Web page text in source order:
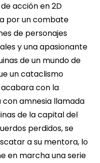
acción en 2D
por un combate
de personajes
y una apasionante
de un mundo de
un cataclismo
acabara con la
con amnesia llamada
de la capital del
perdidos, se
a su mentora, lo
en marcha una serie